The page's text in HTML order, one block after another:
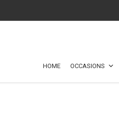
HOME OCCASIONS